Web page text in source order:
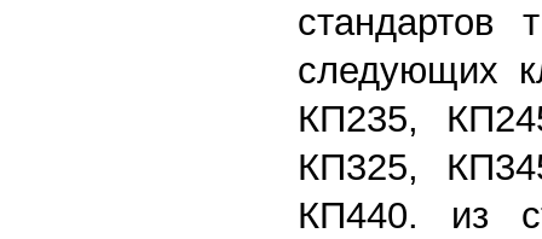
стандартов
следующих
КП235,
КП325,
КП440. из